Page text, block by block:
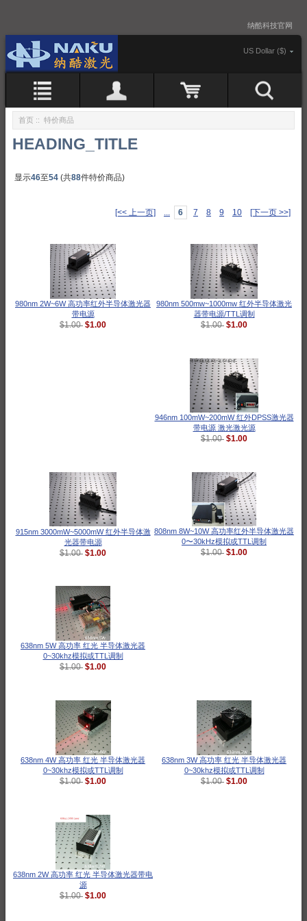
纳酷科技官网
US Dollar ($)
首页 :: 特价商品
HEADING_TITLE
显示46至54 (共88件特价商品)
[<< 上一页] ... 6 7 8 9 10 [下一页 >>]
980nm 2W~6W 高功率红外半导体激光器
带电源
$1.00 $1.00
980nm 500mw~1000mw 红外半导体激光
器带电源/TTL调制
$1.00 $1.00
946nm 100mW~200mW 红外DPSS激光器
带电源 激光激光源
$1.00 $1.00
915nm 3000mW~5000mW 红外半导体激
光器带电源
$1.00 $1.00
808nm 8W~10W 高功率红外半导体激光器
0〜30kHz模拟或TTL调制
$1.00 $1.00
638nm 5W 高功率 红光 半导体激光器
0~30khz模拟或TTL调制
$1.00 $1.00
638nm 4W 高功率 红光 半导体激光器
0~30khz模拟或TTL调制
$1.00 $1.00
638nm 3W 高功率 红光 半导体激光器
0~30khz模拟或TTL调制
$1.00 $1.00
638nm 2W 高功率 红光 半导体激光器带电
源
$1.00 $1.00